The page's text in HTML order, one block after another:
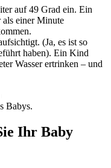
auf 49 Grad ein. Ein
einer Minute
(Ja, es ist so
haben). Ein Kind
Wasser ertrinken – und
Babys.
Ihr Baby